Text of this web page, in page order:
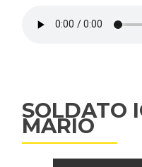
SOLDATO
MARIO